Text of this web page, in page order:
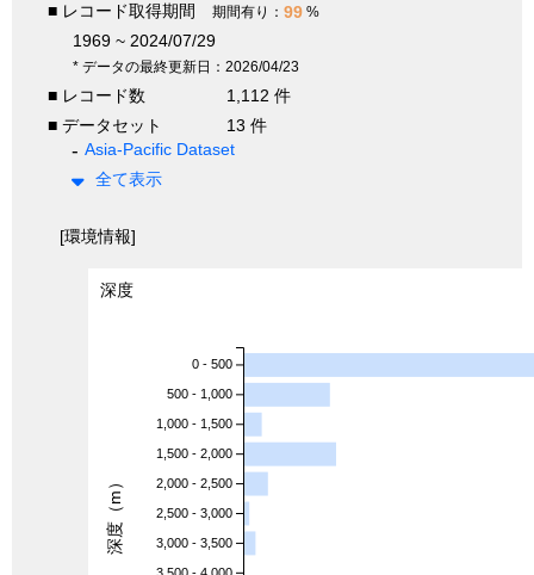
■ レコード取得期間
期間有り： 99 %
1969 ~ 2024/07/29
* データの最終更新日：2026/04/23
■ レコード数
1,112 件
■ データセット
13 件
Asia-Pacific Dataset
全て表示
[環境情報]
深度
0 - 500
500 - 1,000
1,000 - 1,500
1,500 - 2,000
2,000 - 2,500
2,500 - 3,000
3,000 - 3,500
深度（m）